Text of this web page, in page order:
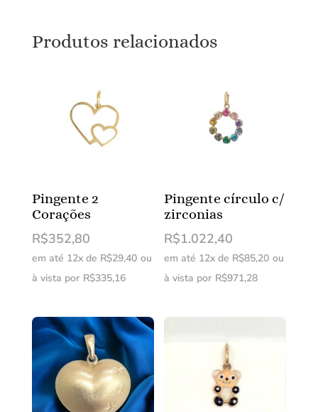
Produtos relacionados
Pingente 2
Corações
R$352,80
em até 12x de R$29,40 ou
à vista por R$335,16
Pingente círculo c/
zirconias
R$1.022,40
em até 12x de R$85,20 ou
à vista por R$971,28